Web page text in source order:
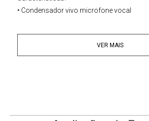
• Condensador vivo microfone vocal
• Bloqueio para ligar / desligar
• Corpo dever Heavy metalVER MAIS